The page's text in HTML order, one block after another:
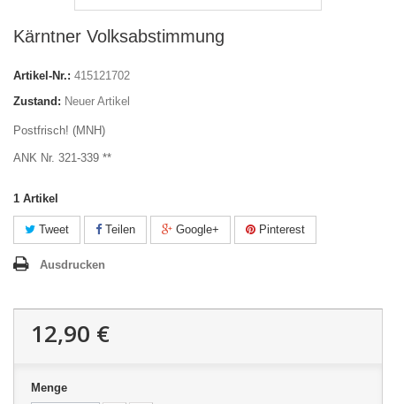
Kärntner Volksabstimmung
Artikel-Nr.: 415121702
Zustand: Neuer Artikel
Postfrisch! (MNH)
ANK Nr. 321-339 **
1 Artikel
Tweet Teilen Google+ Pinterest
Ausdrucken
12,90 €
Menge